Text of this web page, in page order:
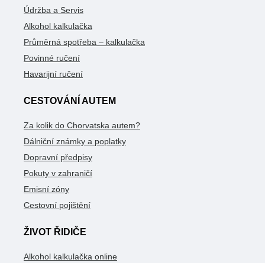
Údržba a Servis
Alkohol kalkulačka
Průměrná spotřeba – kalkulačka
Povinné ručení
Havarijní ručení
CESTOVÁNÍ AUTEM
Za kolik do Chorvatska autem?
Dálniční známky a poplatky
Dopravní předpisy
Pokuty v zahraničí
Emisní zóny
Cestovní pojištění
ŽIVOT ŘIDIČE
Alkohol kalkulačka online